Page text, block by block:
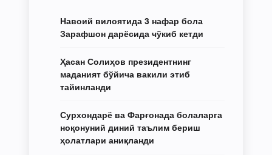
Навоий вилоятида 3 нафар бола
Зарафшон дарёсида чўкиб кетди
Ҳасан Солиҳов президентнинг
маданият бўйича вакили этиб
тайинланди
Сурхондарё ва Фарғонада болаларга
ноқонуний диний таълим бериш
ҳолатлари аниқланди